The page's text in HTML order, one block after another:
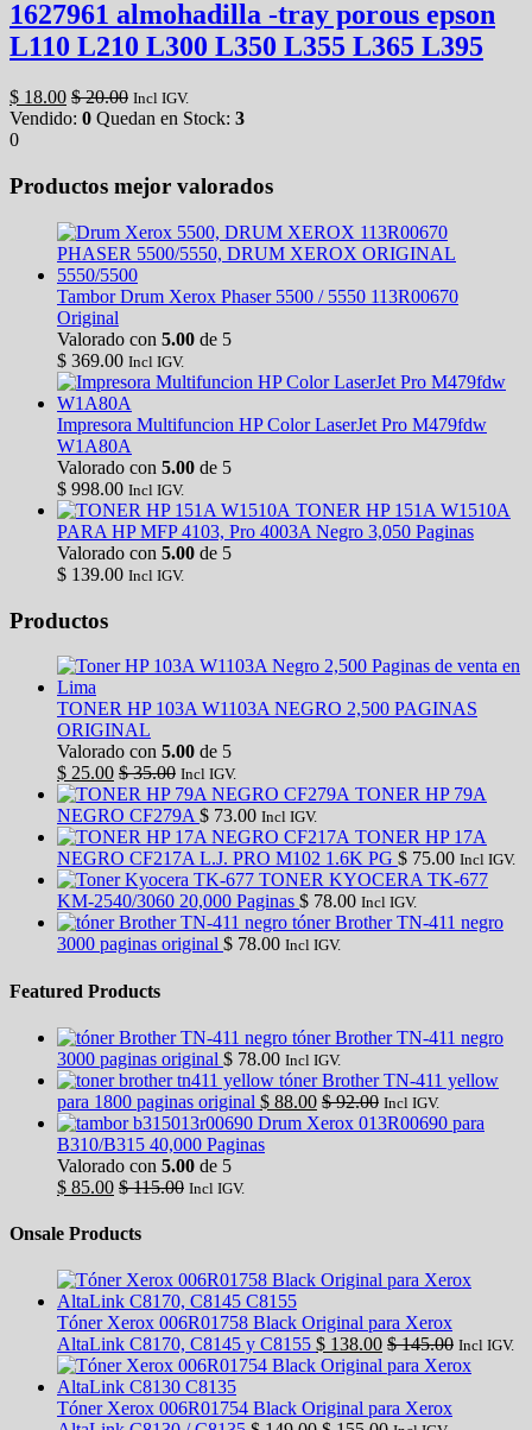
1627961 almohadilla -tray porous epson
L110 L210 L300 L350 L355 L365 L395
$ 18.00 $20.00 Incl IGV.
Vendido: 0 Quedan en Stock: 3
0
Productos mejor valorados
Tambor Drum Xerox Phaser 5500 / 5550 113R00670
Original
Valorado con 5.00 de 5
$ 369.00 Incl IGV.
Impresora Multifuncion HP Color LaserJet Pro M479fdw
W1A80A
Valorado con 5.00 de 5
$ 998.00 Incl IGV.
TONER HP 151A W1510A
PARA HP MFP 4103, Pro 4003A Negro 3,050 Paginas
Valorado con 5.00 de 5
$ 139.00 Incl IGV.
Productos
TONER HP 103A W1103A NEGRO 2,500 PAGINAS
ORIGINAL
Valorado con 5.00 de 5
$ 25.00 $35.00 Incl IGV.
TONER HP 79A
NEGRO CF279A $ 73.00 Incl IGV.
TONER HP 17A
NEGRO CF217A L.J. PRO M102 1.6K PG $ 75.00 Incl IGV.
TONER KYOCERA TK-677
KM-2540/3060 20,000 Paginas $ 78.00 Incl IGV.
tóner Brother TN-411 negro
3000 paginas original $ 78.00 Incl IGV.
Featured Products
tóner Brother TN-411 negro
3000 paginas original $ 78.00 Incl IGV.
tóner Brother TN-411 yellow
para 1800 paginas original $ 88.00 $92.00 Incl IGV.
Drum Xerox 013R00690 para
B310/B315 40,000 Paginas
Valorado con 5.00 de 5
$ 85.00 $115.00 Incl IGV.
Onsale Products
Tóner Xerox 006R01758 Black Original para Xerox
AltaLink C8170, C8145 y C8155 $ 138.00 $145.00 Incl IGV.
Tóner Xerox 006R01754 Black Original para Xerox